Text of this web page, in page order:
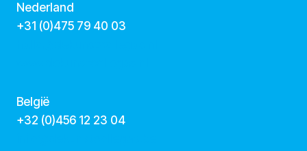
Nederland
+31 (0)475 79 40 03
België
‭+32 (0)456 12 23 04‬